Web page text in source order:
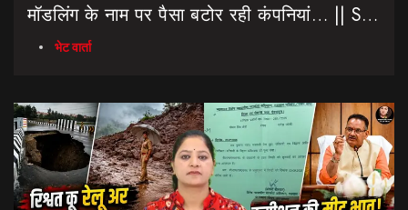
मॉडलिंग के नाम पर पैसा बटोर रही कंपनियां… || Sinmit Communications || Miss Uttarakhand 2026
भेट वार्ता